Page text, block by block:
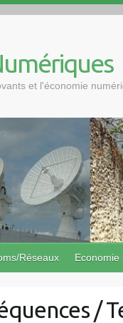
et l'économie
Réseaux Economie
/